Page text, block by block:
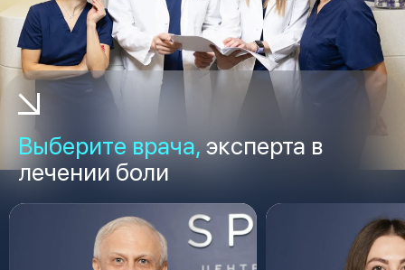
Выберите врача, эксперта в
лечении боли